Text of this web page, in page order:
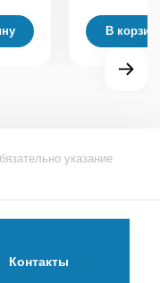
В
указание
Контакты